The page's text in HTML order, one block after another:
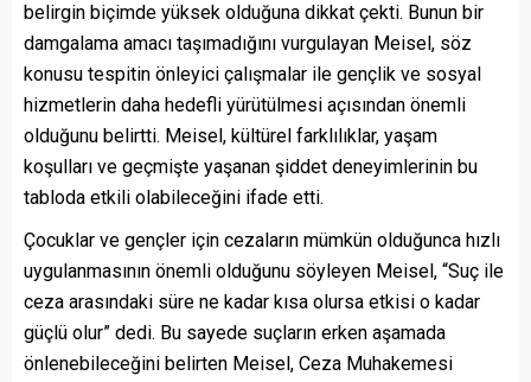
belirgin biçimde yüksek olduğuna dikkat çekti. Bunun bir
damgalama amacı taşımadığını vurgulayan Meisel, söz
konusu tespitin önleyici çalışmalar ile gençlik ve sosyal
hizmetlerin daha hedefli yürütülmesi açısından önemli
olduğunu belirtti. Meisel, kültürel farklılıklar, yaşam
koşulları ve geçmişte yaşanan şiddet deneyimlerinin bu
tabloda etkili olabileceğini ifade etti.
Çocuklar ve gençler için cezaların mümkün olduğunca hızlı
uygulanmasının önemli olduğunu söyleyen Meisel, “Suç ile
ceza arasındaki süre ne kadar kısa olursa etkisi o kadar
güçlü olur” dedi. Bu sayede suçların erken aşamada
önlenebileceğini belirten Meisel, Ceza Muhakemesi